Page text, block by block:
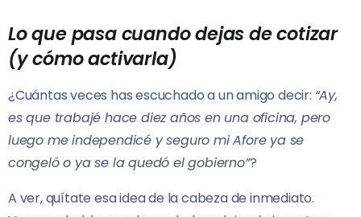
Lo que pasa cuando dejas de cotizar
(y cómo activarla)
¿Cuántas veces has escuchado a un amigo decir: “Ay,
es que trabajé hace diez años en una oficina, pero
luego me independicé y seguro mi Afore ya se
congeló o ya se la quedó el gobierno”?
A ver, quítate esa idea de la cabeza de inmediato.